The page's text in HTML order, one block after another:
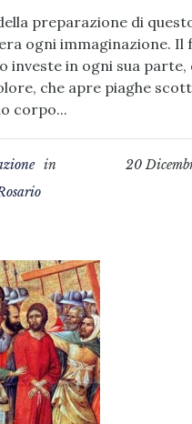
preparazione di
ogni immaginazione. Il
investe in ogni sua parte,
che apre piaghe
corpo...
20
in